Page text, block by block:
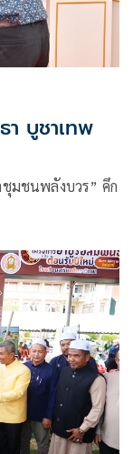
บูชาเทพ
มชนพลังบวร” คึก